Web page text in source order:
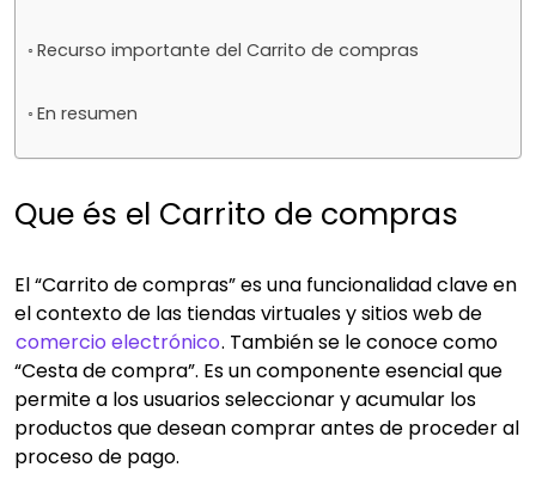
Recurso importante del Carrito de compras
En resumen
Que és el Carrito de compras
El “Carrito de compras” es una funcionalidad clave en
el contexto de las tiendas virtuales y sitios web de
comercio electrónico. También se le conoce como
“Cesta de compra”. Es un componente esencial que
permite a los usuarios seleccionar y acumular los
productos que desean comprar antes de proceder al
proceso de pago.